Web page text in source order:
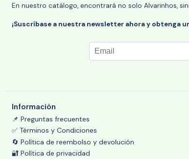
En nuestro catálogo, encontrará no solo Alvarinhos,
¡Suscríbase a nuestra newsletter ahora y obtenga
Información
📌 Preguntas frecuentes
✅ Términos y Condiciones
🔄 Política de reembolso y devolución
🔐 Política de privacidad